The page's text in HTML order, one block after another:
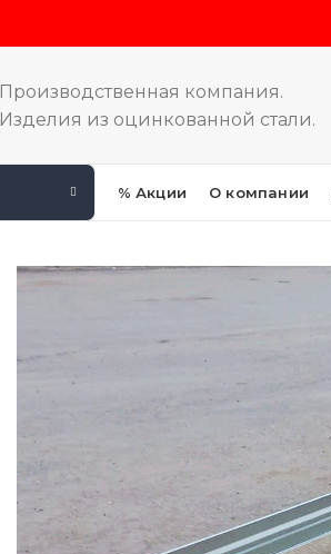
Производственная компания.
Изделия из оцинкованной стали.
% Акции О компании